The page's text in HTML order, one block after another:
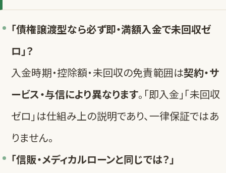
「債権譲渡型なら必ず即・満額入金で未回収ゼ
ロ」？
入金時期・控除額・未回収の免責範囲は契約・サ
ービス・与信により異なります。「即入金」「未回収
ゼロ」は仕組み上の説明であり、一律保証ではあ
りません。
「信販・メディカルローンと同じでは？」